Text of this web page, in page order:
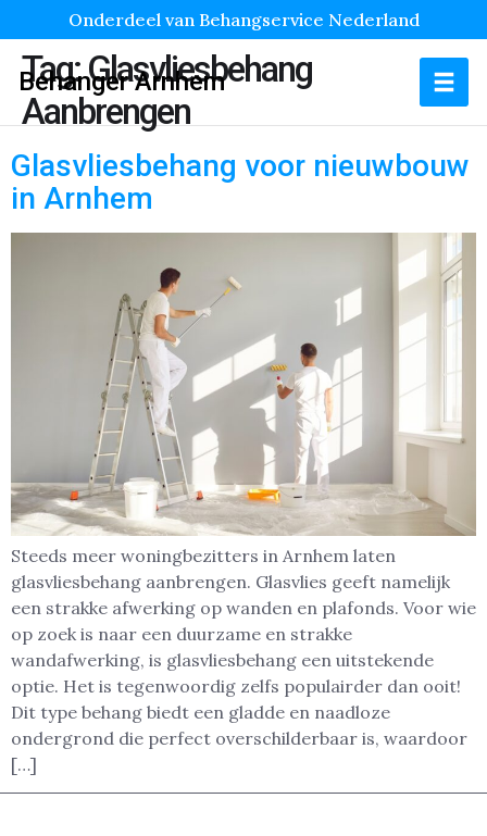
Onderdeel van Behangservice Nederland
Behanger Arnhem
Tag:Glasvliesbehang
Aanbrengen
Glasvliesbehang voor nieuwbouw
in Arnhem
Steeds meer woningbezitters in Arnhem laten
glasvliesbehang aanbrengen. Glasvlies geeft namelijk
een strakke afwerking op wanden en plafonds. Voor wie
op zoek is naar een duurzame en strakke
wandafwerking, is glasvliesbehang een uitstekende
optie. Het is tegenwoordig zelfs populairder dan ooit!
Dit type behang biedt een gladde en naadloze
ondergrond die perfect overschilderbaar is, waardoor
[…]